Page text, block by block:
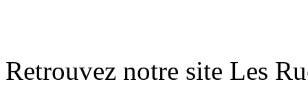
Retrouvez notre site Les